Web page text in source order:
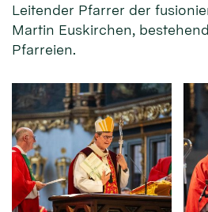
Leitender Pfarrer der
Martin Euskirchen,
Pfarreien.